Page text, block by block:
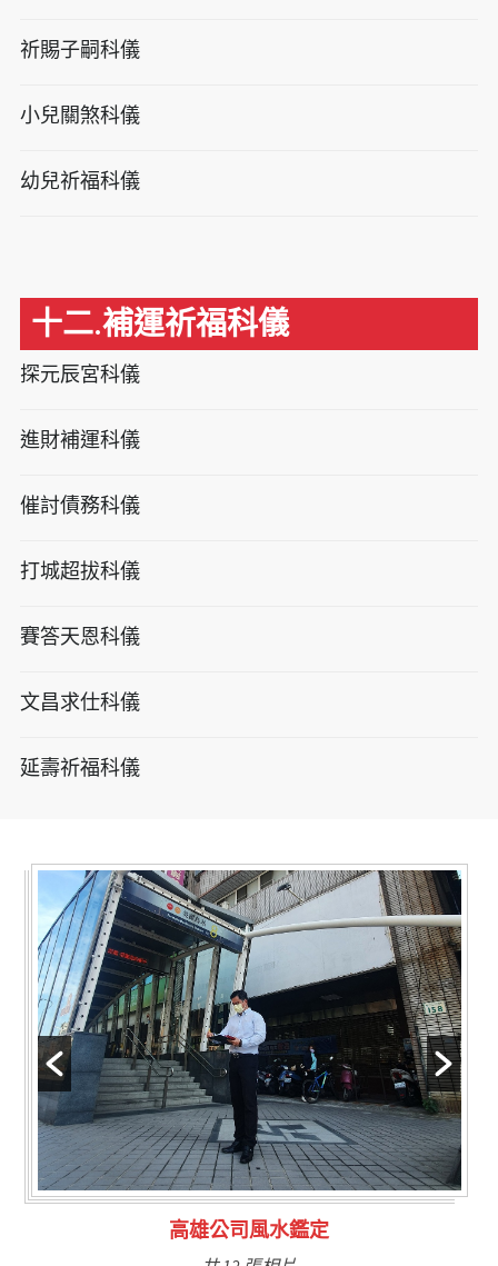
祈賜子嗣科儀
小兒關煞科儀
幼兒祈福科儀
十二.補運祈福科儀
探元辰宮科儀
進財補運科儀
催討債務科儀
打城超拔科儀
賽答天恩科儀
文昌求仕科儀
延壽祈福科儀
林氏福主量子生基造